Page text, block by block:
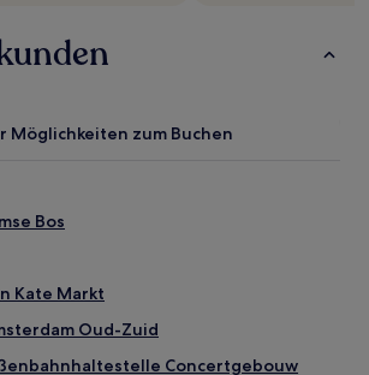
Möglichkeiten zum Buchen
Bos
Kate Markt
Oud-Zuid
Concertgebouw